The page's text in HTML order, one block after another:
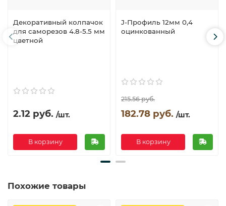
Декоративный колпачок
для саморезов 4.8-5.5 мм
цветной
2.12 руб. /шт.
В корзину
J-Профиль 12мм 0,4
оцинкованный
215.56 руб.
182.78 руб. /шт.
В корзину
Похожие товары